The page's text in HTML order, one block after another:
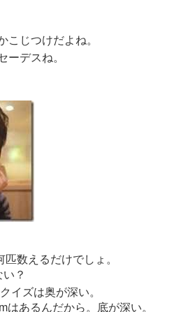
こじつけだよね。
ーデスね。
数えるだけでしょ。
？
イズは奥が深い。
はあるんだから。底が深い。